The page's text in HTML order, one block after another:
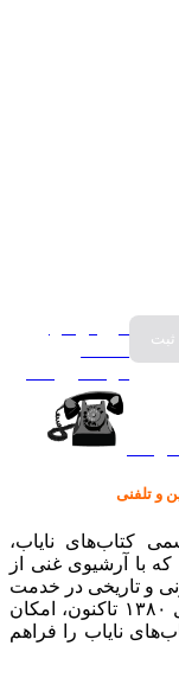
فروش انواع
و تلفنی
کتاب‌های نایاب،
با آرشیوی غنی از
و تاریخی در خدمت
دوست‌داران فرهنگ و ادب هستیم ما از سال ۱۳۸۰ تاکنون، امکان
نایاب را فراهم